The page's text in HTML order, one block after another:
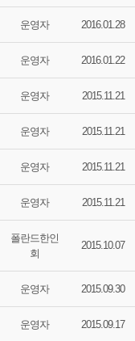
운영자 2016.01.28
운영자 2016.01.22
운영자 2015.11.21
운영자 2015.11.21
운영자 2015.11.21
운영자 2015.11.21
폴란드한인
회
2015.10.07
운영자 2015.09.30
운영자 2015.09.17